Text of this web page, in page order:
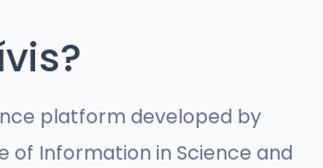
platform developed by
of Information in Science and